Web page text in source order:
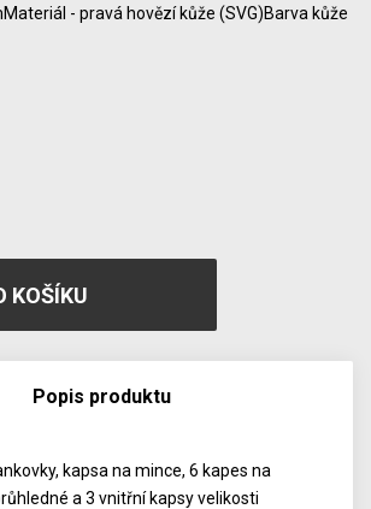
- pravá hovězí kůže (SVG)Barva kůže
Popis produktu
kapsa na mince, 6 kapes na
a 3 vnitřní kapsy velikosti